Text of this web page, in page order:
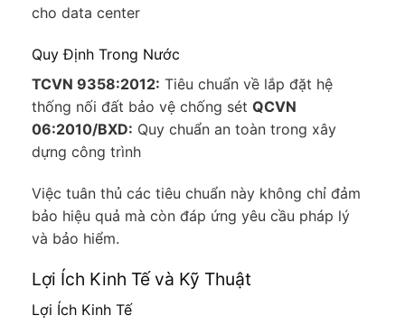
cho data center
Quy Định Trong Nước
TCVN 9358:2012: Tiêu chuẩn về lắp đặt hệ
thống nối đất bảo vệ chống sét QCVN
06:2010/BXD: Quy chuẩn an toàn trong xây
dựng công trình
Việc tuân thủ các tiêu chuẩn này không chỉ đảm
bảo hiệu quả mà còn đáp ứng yêu cầu pháp lý
và bảo hiểm.
Lợi Ích Kinh Tế và Kỹ Thuật
Lợi Ích Kinh Tế